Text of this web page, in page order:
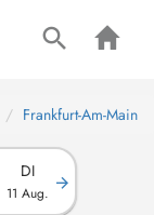
Frankfurt-Am-Main
DI
11 Aug.